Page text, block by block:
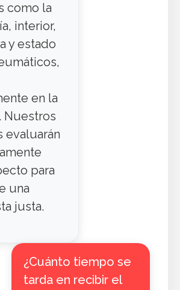
como la
interior,
y estado
en la
Nuestros
evaluarán
para
una
justa.
¿Cuánto tiempo se
tarda en recibir el